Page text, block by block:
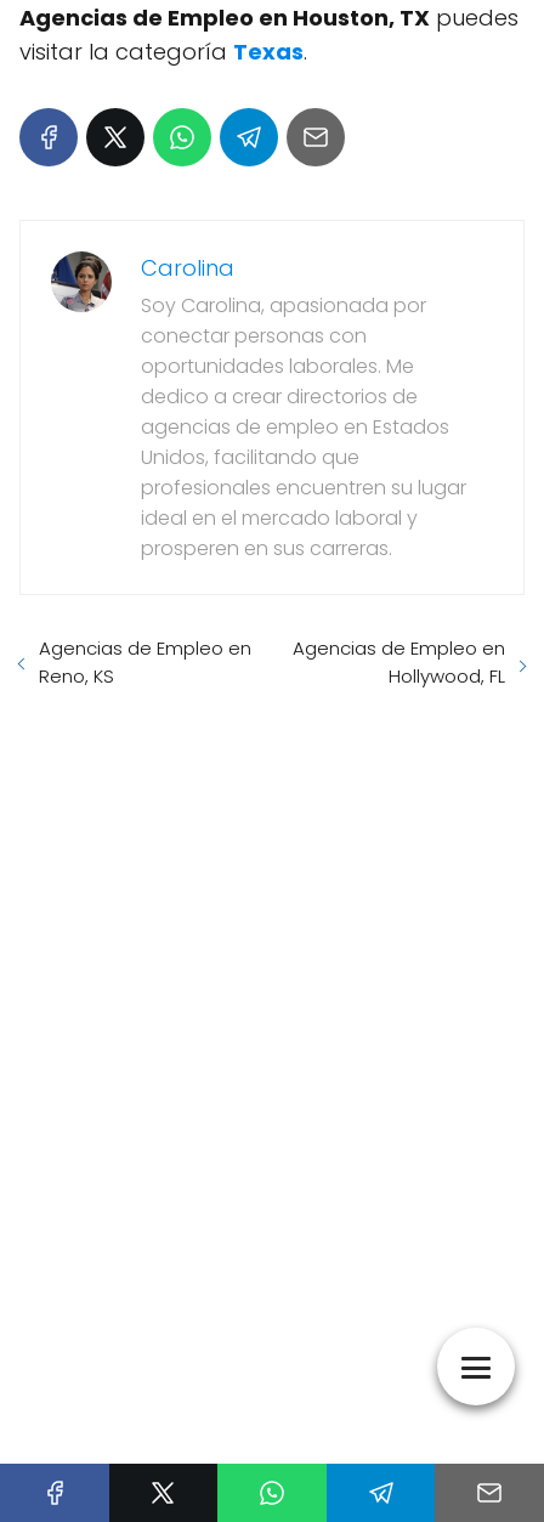
Agencias de Empleo en Houston, TX puedes
visitar la categoría Texas.
Carolina
Soy Carolina, apasionada por
conectar personas con
oportunidades laborales. Me
dedico a crear directorios de
agencias de empleo en Estados
Unidos, facilitando que
profesionales encuentren su lugar
ideal en el mercado laboral y
prosperen en sus carreras.
Agencias de Empleo en
Reno, KS
Agencias de Empleo en
Hollywood, FL